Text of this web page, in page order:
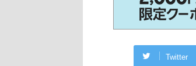
Twitter